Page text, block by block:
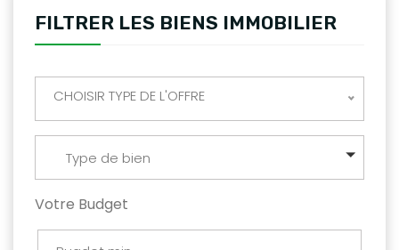
FILTRER LES BIENS IMMOBILIER
CHOISIR TYPE DE L'OFFRE
Type de bien
Votre Budget